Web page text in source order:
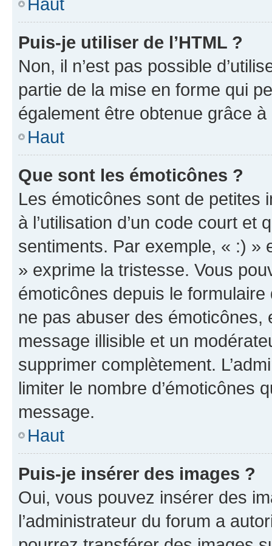
Puis-je utiliser de l’HTML ?
Non, il n’est pas possible
partie de la mise en forme qui
également être obtenue grâce à
Haut
Que sont les émoticônes ?
Les émoticônes sont de petites
à l’utilisation d’un code court et
sentiments. Par exemple, « :) »
» exprime la tristesse. Vous
émoticônes depuis le
ne pas abuser des
message illisible et un
supprimer complètement.
limiter le nombre d’émoticônes
message.
Haut
Puis-je insérer des images ?
Oui, vous pouvez insérer des
l’administrateur du forum a